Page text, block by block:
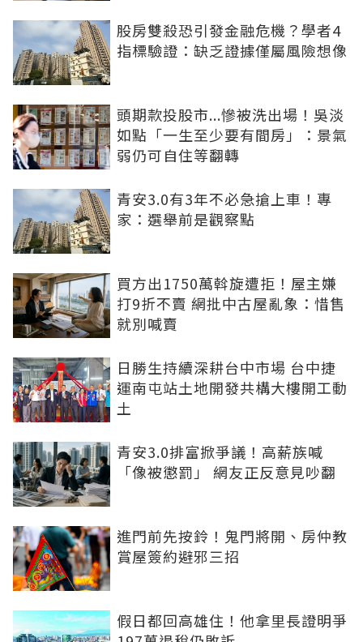
股房雙殺恐引發金融危機？學者4
指標驗證：缺乏證據僅屬風險想像
頭期款投股市...慘被洗出場！吳淡
如點「一生至少要有間房」：景氣
弱仍可自住等翻轉
青安3.0有3年不必急搶上車！專
家：選舉前是觀察點
買方出1750萬斡旋遭拒！屋主嫌
打9折不賣 網批中古屋亂象：惜售
就別喊賣
日勝生持續深耕台中市場 台中捷
運南屯站土地開發共構大樓開工動
土
青安3.0排富掀爭議！高薪族喊
「像被懲罰」 網友正反意見吵翻
進門前先按鈴！鬼門將開、房仲教
賞屋簽約避邪三招
假日都回高雄住！他拿里長證明爭